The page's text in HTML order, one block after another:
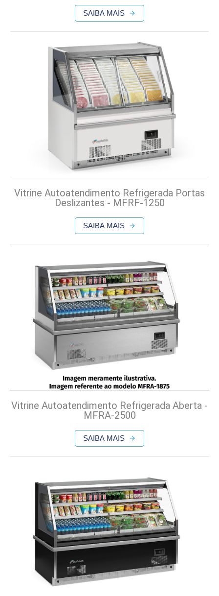
SAIBA MAIS
Vitrine Autoatendimento Refrigerada Portas
Deslizantes - MFRF-1250
SAIBA MAIS
Vitrine Autoatendimento Refrigerada Aberta -
MFRA-2500
SAIBA MAIS